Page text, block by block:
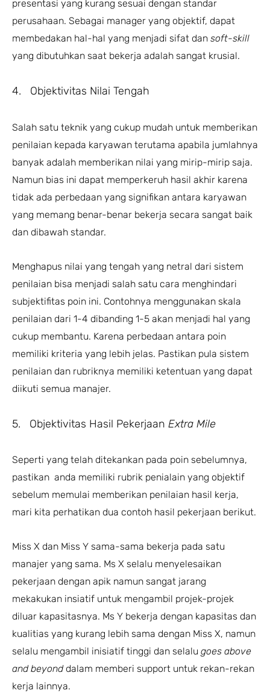
presentasi yang kurang sesuai dengan standar
perusahaan. Sebagai manager yang objektif, dapat
membedakan hal-hal yang menjadi sifat dan soft-skill
yang dibutuhkan saat bekerja adalah sangat krusial.
4. Objektivitas Nilai Tengah
Salah satu teknik yang cukup mudah untuk memberikan
penilaian kepada karyawan terutama apabila jumlahnya
banyak adalah memberikan nilai yang mirip-mirip saja.
Namun bias ini dapat memperkeruh hasil akhir karena
tidak ada perbedaan yang signifikan antara karyawan
yang memang benar-benar bekerja secara sangat baik
dan dibawah standar.
Menghapus nilai yang tengah yang netral dari sistem
penilaian bisa menjadi salah satu cara menghindari
subjektifitas poin ini. Contohnya menggunakan skala
penilaian dari 1-4 dibanding 1-5 akan menjadi hal yang
cukup membantu. Karena perbedaan antara poin
memiliki kriteria yang lebih jelas. Pastikan pula sistem
penilaian dan rubriknya memiliki ketentuan yang dapat
diikuti semua manajer.
5. Objektivitas Hasil Pekerjaan Extra Mile
Seperti yang telah ditekankan pada poin sebelumnya,
pastikan anda memiliki rubrik penialain yang objektif
sebelum memulai memberikan penilaian hasil kerja,
mari kita perhatikan dua contoh hasil pekerjaan berikut.
Miss X dan Miss Y sama-sama bekerja pada satu
manajer yang sama. Ms X selalu menyelesaikan
pekerjaan dengan apik namun sangat jarang
mekakukan insiatif untuk mengambil projek-projek
diluar kapasitasnya. Ms Y bekerja dengan kapasitas dan
kualitias yang kurang lebih sama dengan Miss X, namun
selalu mengambil inisiatif tinggi dan selalu goes above
and beyonddalam memberi support untuk rekan-rekan
kerja lainnya.